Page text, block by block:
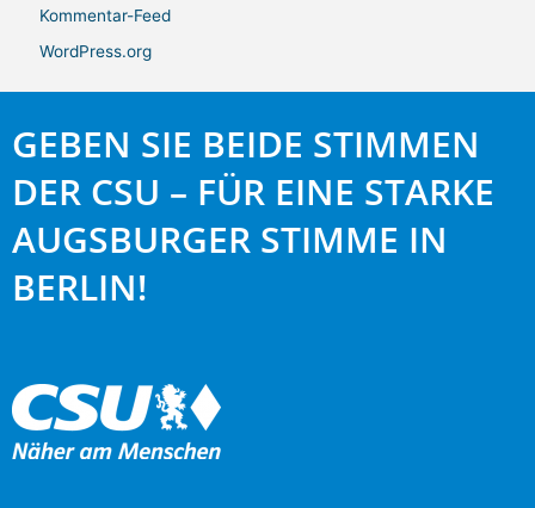
Kommentar-Feed
WordPress.org
GEBEN SIE BEIDE STIMMEN
DER CSU – FÜR EINE STARKE
AUGSBURGER STIMME IN
BERLIN!